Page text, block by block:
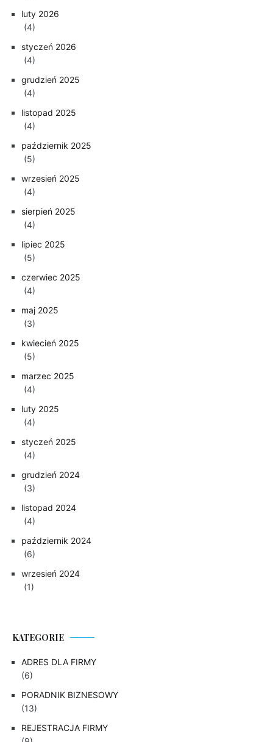
luty 2026
(4)
styczeń 2026
(4)
grudzień 2025
(4)
listopad 2025
(4)
październik 2025
(5)
wrzesień 2025
(4)
sierpień 2025
(4)
lipiec 2025
(5)
czerwiec 2025
(4)
maj 2025
(3)
kwiecień 2025
(5)
marzec 2025
(4)
luty 2025
(4)
styczeń 2025
(4)
grudzień 2024
(3)
listopad 2024
(4)
październik 2024
(6)
wrzesień 2024
(1)
KATEGORIE
ADRES DLA FIRMY
(6)
PORADNIK BIZNESOWY
(13)
REJESTRACJA FIRMY